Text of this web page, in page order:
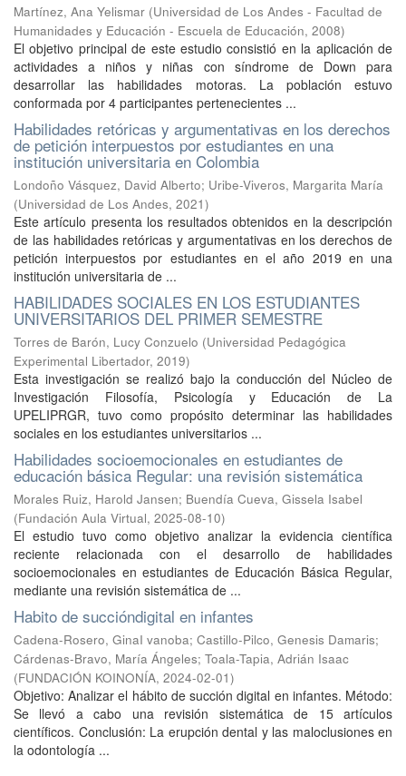
Martínez, Ana Yelismar (Universidad de Los Andes - Facultad de
Humanidades y Educación - Escuela de Educación, 2008)
El objetivo principal de este estudio consistió en la aplicación de
actividades a niños y niñas con síndrome de Down para
desarrollar las habilidades motoras. La población estuvo
conformada por 4 participantes pertenecientes ...
Habilidades retóricas y argumentativas en los derechos
de petición interpuestos por estudiantes en una
institución universitaria en Colombia
Londoño Vásquez, David Alberto; Uribe-Viveros, Margarita María
(Universidad de Los Andes, 2021)
Este artículo presenta los resultados obtenidos en la descripción
de las habilidades retóricas y argumentativas en los derechos de
petición interpuestos por estudiantes en el año 2019 en una
institución universitaria de ...
HABILIDADES SOCIALES EN LOS ESTUDIANTES
UNIVERSITARIOS DEL PRIMER SEMESTRE
Torres de Barón, Lucy Conzuelo (Universidad Pedagógica
Experimental Libertador, 2019)
Esta investigación se realizó bajo la conducción del Núcleo de
Investigación Filosofía, Psicología y Educación de La
UPELIPRGR, tuvo como propósito determinar las habilidades
sociales en los estudiantes universitarios ...
Habilidades socioemocionales en estudiantes de
educación básica Regular: una revisión sistemática
Morales Ruiz, Harold Jansen; Buendía Cueva, Gissela Isabel
(Fundación Aula Virtual, 2025-08-10)
El estudio tuvo como objetivo analizar la evidencia científica
reciente relacionada con el desarrollo de habilidades
socioemocionales en estudiantes de Educación Básica Regular,
mediante una revisión sistemática de ...
Habito de succióndigital en infantes
Cadena-Rosero, GinaI vanoba; Castillo-Pilco, Genesis Damaris;
Cárdenas-Bravo, María Ángeles; Toala-Tapia, Adrián Isaac
(FUNDACIÓN KOINONÍA, 2024-02-01)
Objetivo: Analizar el hábito de succión digital en infantes. Método:
Se llevó a cabo una revisión sistemática de 15 artículos
científicos. Conclusión: La erupción dental y las maloclusiones en
la odontología ...